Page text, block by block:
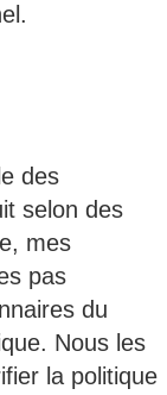
des
selon des
mes
pas
du
Nous les
la politique